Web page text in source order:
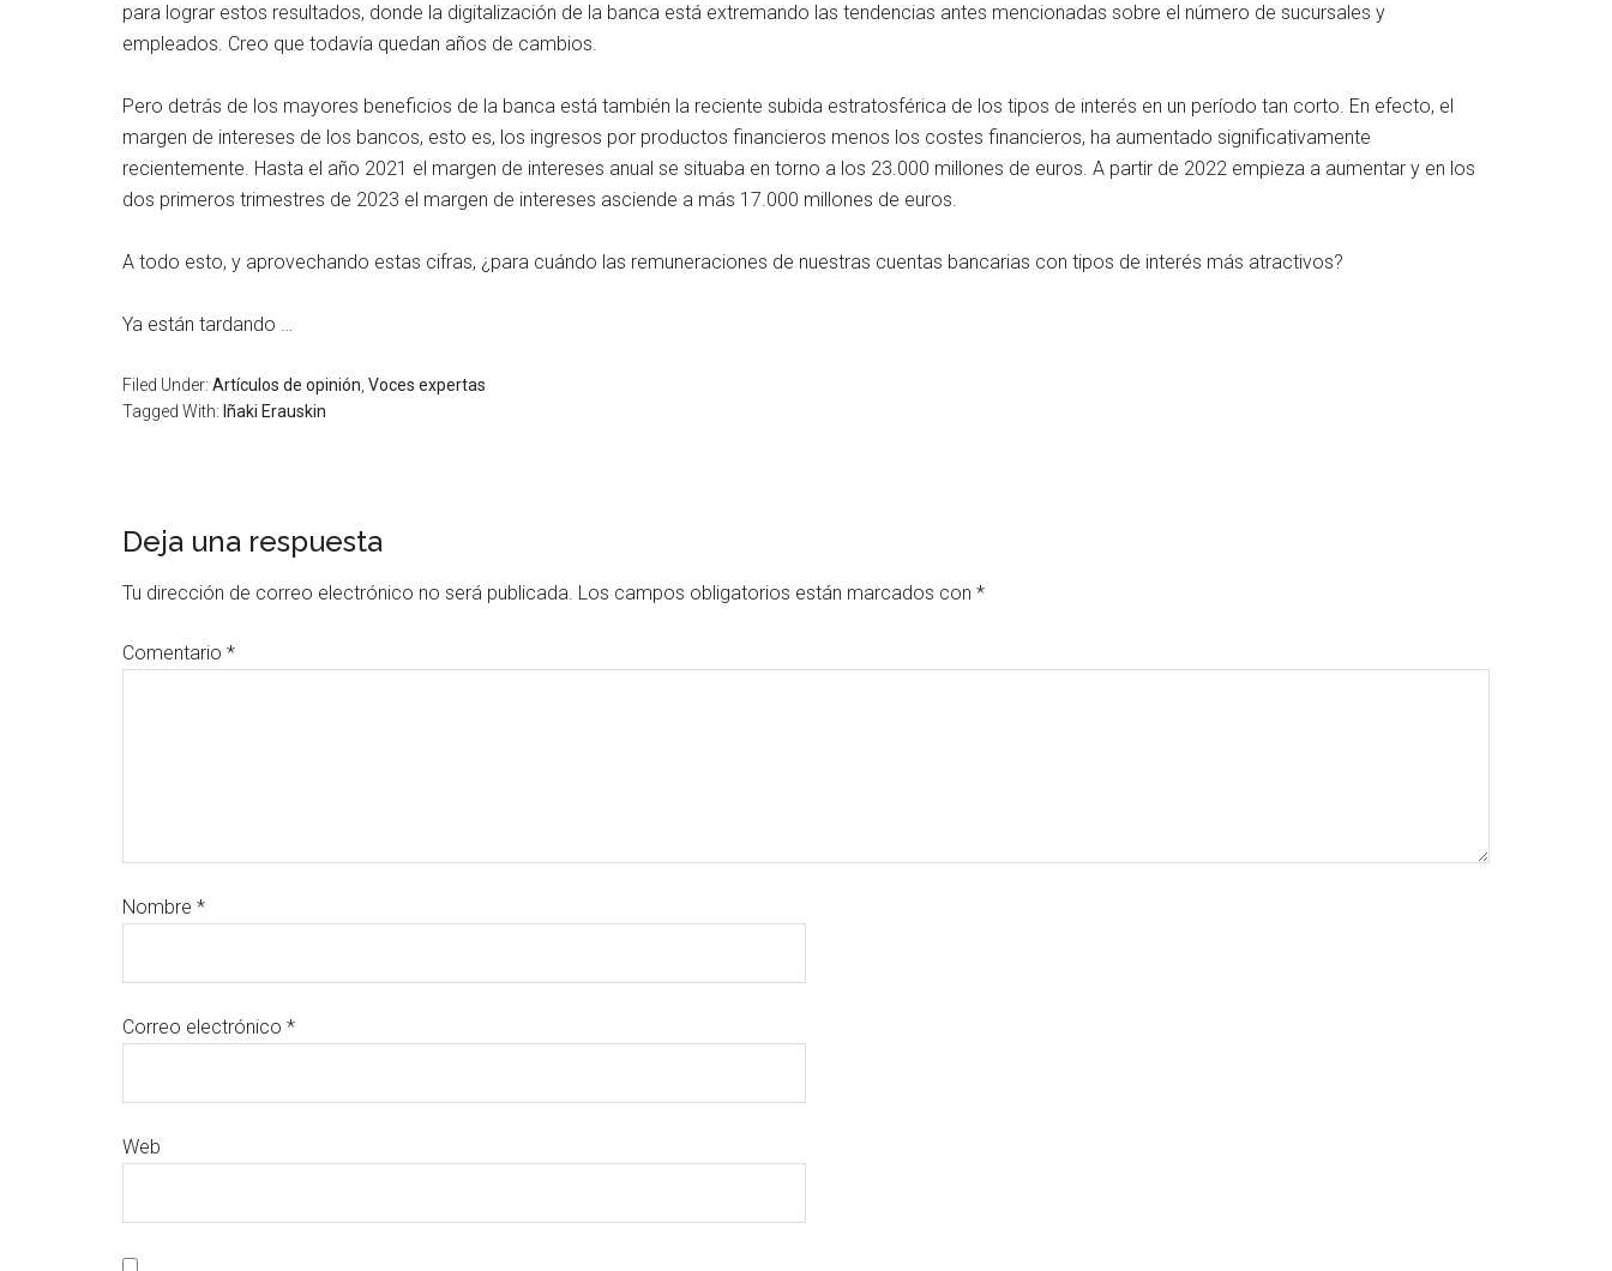
para lograr estos resultados, donde la digitalización de la banca está extremando las tendencias antes mencionadas sobre el número de sucursales y
empleados. Creo que todavía quedan años de cambios.
Pero detrás de los mayores beneficios de la banca está también la reciente subida estratosférica de los tipos de interés en un período tan corto. En efecto, el
margen de intereses de los bancos, esto es, los ingresos por productos financieros menos los costes financieros, ha aumentado significativamente
recientemente. Hasta el año 2021 el margen de intereses anual se situaba en torno a los 23.000 millones de euros. A partir de 2022 empieza a aumentar y en los
dos primeros trimestres de 2023 el margen de intereses asciende a más 17.000 millones de euros.
A todo esto, y aprovechando estas cifras, ¿para cuándo las remuneraciones de nuestras cuentas bancarias con tipos de interés más atractivos?
Ya están tardando …
Filed Under: Artículos de opinión Voces expertas
Tagged With: Iñaki Erauskin
Deja una respuesta
Tu dirección de correo electrónico no será publicada. Los campos obligatorios están marcados con *
Comentario *
Nombre *
Correo electrónico *
Web